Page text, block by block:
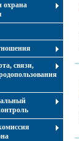
охрана
связи,